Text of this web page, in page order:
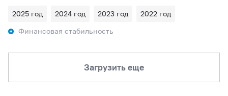
2025 год 2024 год 2023 год
2022 год
Финансовая стабильность
Загрузить еще